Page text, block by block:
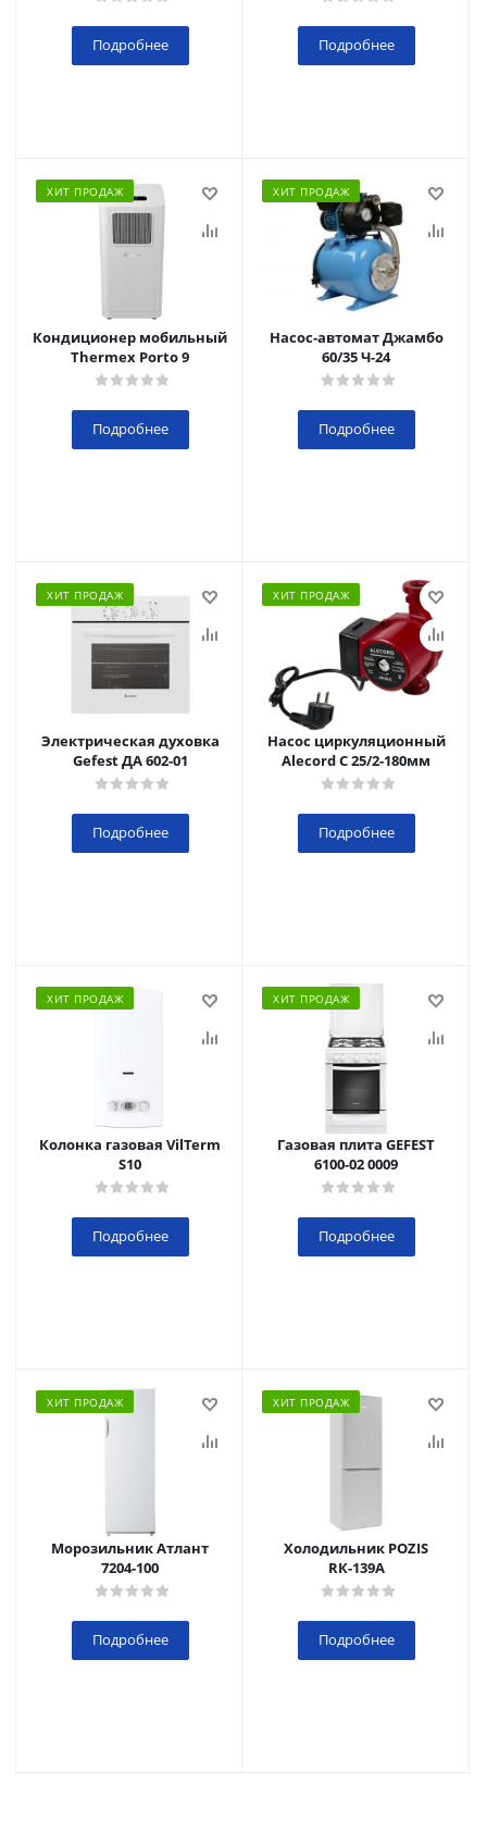
Подробнее Подробнее
ХИТ ПРОДАЖ
Кондиционер мобильный
Thermex Porto 9
Подробнее
ХИТ ПРОДАЖ
Насос-автомат Джамбо
60/35 Ч-24
Подробнее
ХИТ ПРОДАЖ
Электрическая духовка
Gefest ДА 602-01
Подробнее
ХИТ ПРОДАЖ
Насос циркуляционный
Alecord C 25/2-180мм
Подробнее
ХИТ ПРОДАЖ
Колонка газовая VilTerm
S10
Подробнее
ХИТ ПРОДАЖ
Газовая плита GEFEST
6100-02 0009
Подробнее
ХИТ ПРОДАЖ
Морозильник Атлант
7204-100
Подробнее
ХИТ ПРОДАЖ
Холодильник POZIS
RК-139А
Подробнее